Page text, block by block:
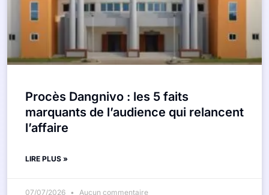
Procès Dangnivo : les 5 faits
marquants de l’audience qui relancent
l’affaire
LIRE PLUS »
07/07/2026 Aucun commentaire